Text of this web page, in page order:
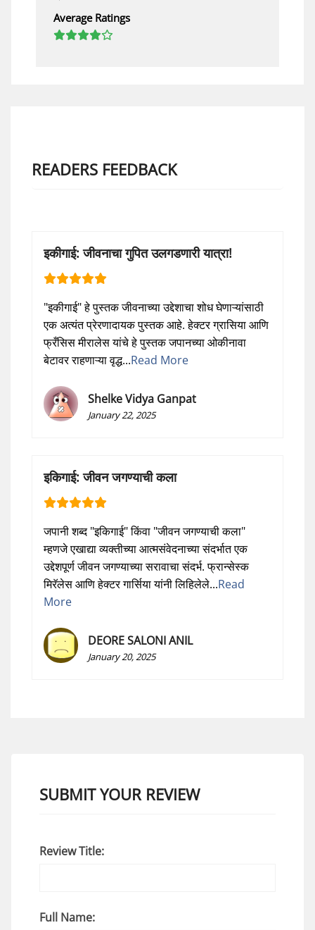
Average Ratings
READERS FEEDBACK
इकीगाई: जीवनाचा गुपित उलगडणारी यात्रा!
"इकीगाई" हे पुस्तक जीवनाच्या उद्देशाचा शोध घेणाऱ्यांसाठी
एक अत्यंत प्रेरणादायक पुस्तक आहे. हेक्टर ग्रासिया आणि
फ्रँसिस मीरालेस यांचे हे पुस्तक जपानच्या ओकीनावा
बेटावर राहणाऱ्या वृद्ध...Read More
Shelke Vidya Ganpat
January 22, 2025
इकिगाई: जीवन जगण्याची कला
जपानी शब्द "इकिगाई" किंवा "जीवन जगण्याची कला"
म्हणजे एखाद्या व्यक्तीच्या आत्मसंवेदनाच्या संदर्भात एक
उद्देशपूर्ण जीवन जगण्याच्या सरावाचा संदर्भ. फ्रान्सेस्क
मिरॅलेस आणि हेक्टर गार्सिया यांनी लिहिलेले...Read
More
DEORE SALONI ANIL
January 20, 2025
SUBMIT YOUR REVIEW
Review Title:
Full Name: